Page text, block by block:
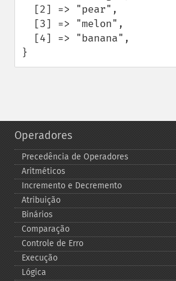
}
Operadores
Precedência de Operadores
Aritméticos
Incremento e Decremento
Atribuição
Binários
Comparação
Controle de Erro
Execução
Lógica